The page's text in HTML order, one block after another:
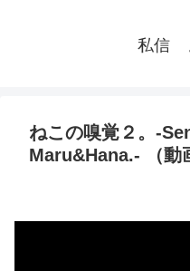
私信
ねこの嗅覚２。-
Maru&Hana.- （動